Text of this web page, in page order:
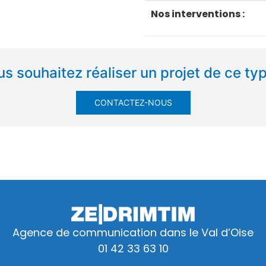
Nos interventions :
souhaitez réaliser un projet de ce
CONTACTEZ-NOUS
Agence de communication dans le Val d’Oise
01 42 33 63 10